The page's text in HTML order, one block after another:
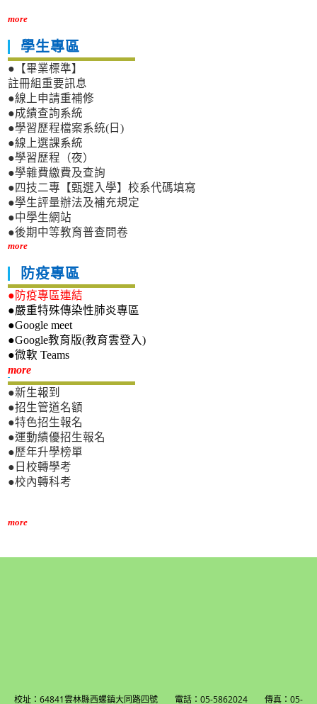
more
學生專區
●【畢業標準】
註冊組重要訊息
●線上申請重補修
●成績查詢系統
●學習歷程檔案系統(日)
●線上選課系統
●學習歷程（夜）
●學雜費繳費及查詢
●四技二專【甄選入學】校系代碼填寫
●學生評量辦法及補充規定
●中學生網站
●後期中等教育普查問卷
more
防疫專區
●防疫專區連結
●嚴重特殊傳染性肺炎專區
●Google meet
●Google教育版(教育雲登入)
●微軟 Teams
more新生專區
●新生報到
●招生管道名額
●特色招生報名
●運動績優招生報名
●歷年升學榜單
●日校轉學考
●校內轉科考
more
校址：64841雲林縣西螺鎮大同路四號 電話：05-5862024 傳真：05-